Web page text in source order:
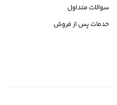
سوالات متداول
خدمات پس از فروش